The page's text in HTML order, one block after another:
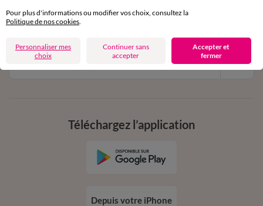
Téléchargez l’application
Depuis votre iPhone
Pour plus d'informations ou modifier vos choix, consultez la
Politique de nos cookies.
Personnaliser mes
choix
Continuer sans
accepter
Accepter et
fermer